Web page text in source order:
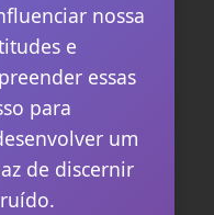
nossa
e
essas
para
um
de discernir